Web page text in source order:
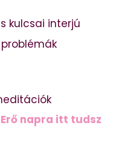
kulcsai interjú
napra itt tudsz